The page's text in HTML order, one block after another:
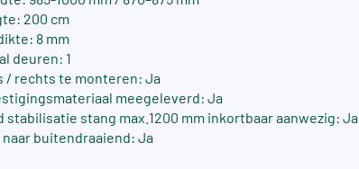
200 cm
8 mm
deuren: 1
/ rechts te monteren: Ja
meegeleverd: Ja
stabilisatie stang max.1200 mm inkortbaar aanwezig: Ja
naar buitendraaiend: Ja